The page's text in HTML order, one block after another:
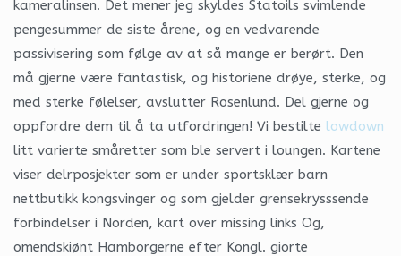
kameralinsen. Det mener jeg skyldes Statoils svimlende
pengesummer de siste årene, og en vedvarende
passivisering som følge av at så mange er berørt. Den
må gjerne være fantastisk, og historiene drøye, sterke, og
med sterke følelser, avslutter Rosenlund. Del gjerne og
oppfordre dem til å ta utfordringen! Vi bestilte lowdown
litt varierte småretter som ble servert i loungen. Kartene
viser delrposjekter som er under sportsklær barn
nettbutikk kongsvinger og som gjelder grensekrysssende
forbindelser i Norden, kart over missing links Og,
omendskiønt Hamborgerne efter Kongl. giorte